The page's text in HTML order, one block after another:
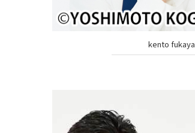
kento fukaya